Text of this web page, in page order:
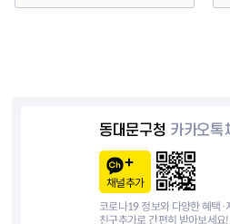
동대문구청 카카오톡
채널추가
코로나19 정보와 다양한 혜택·
친구추가로 간편히 받아보세요!